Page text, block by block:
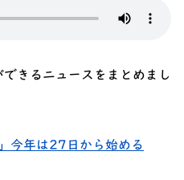
きるニュースをまとめまし
今年は27日から始める
リンクを開く